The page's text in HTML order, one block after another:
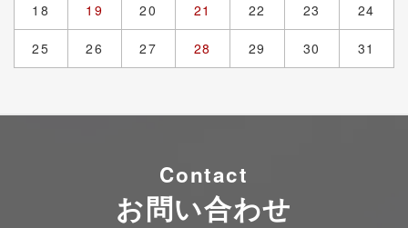
18 19 20 21 22 23 24
25 26 27 28 29 30 31
Contact
お問い合わせ